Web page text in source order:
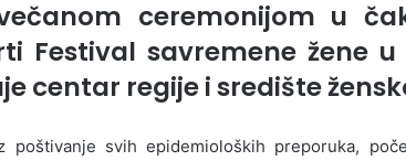
ceremonijom u
Festival savremene žene u
centar regije i središte
poštivanje svih epidemioloških preporuka,